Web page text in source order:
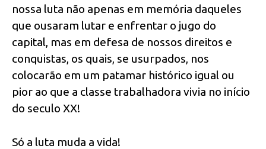
nossa luta não apenas em memória daqueles
que ousaram lutar e enfrentar o jugo do
capital, mas em defesa de nossos direitos e
conquistas, os quais, se usurpados, nos
colocarão em um patamar histórico igual ou
pior ao que a classe trabalhadora vivia no início
do seculo XX!
Só a luta muda a vida!